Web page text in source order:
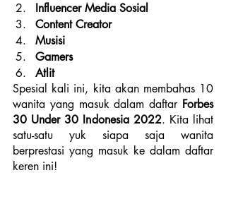
Influencer Media Sosial
Content Creator
Musisi
Gamers
Atlit
Spesial kali ini, kita akan membahas 10
wanita yang masuk dalam daftar Forbes
30 Under 30 Indonesia 2022. Kita lihat
satu-satu yuk siapa saja wanita
berprestasi yang masuk ke dalam daftar
keren ini!